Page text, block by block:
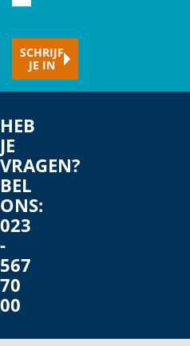
hier
je
e-
mailadres
SCHRIJF
JE IN
HEB
JE
VRAGEN?
BEL
ONS:
023
-
567
70
00